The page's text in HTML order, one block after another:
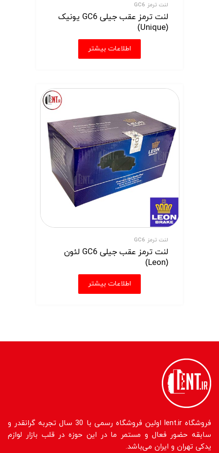
لنت ترمز GC6
لنت ترمز عقب جیلی GC6 یونیک
(Unique)
اطلاعات بیشتر
لنت ترمز GC6
لنت ترمز عقب جیلی GC6 لئون
(Leon)
اطلاعات بیشتر
فروشگاه lent.ir اولین فروشگاه رسمی با 30 سال تجربه گرانقدر و
سابقه حضور فعال و مستمر ما در این حوزه در قلب بازار لوازم
یدکی تهران و ایران می‌باشد.